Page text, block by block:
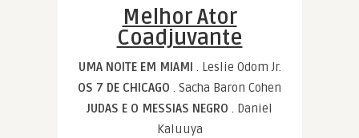
Melhor Ator
Coadjuvante
UMA NOITE EM MIAMI . Leslie Odom Jr.
OS 7 DE CHICAGO . Sacha Baron Cohen
JUDAS E O MESSIAS NEGRO . Daniel
Kaluuya